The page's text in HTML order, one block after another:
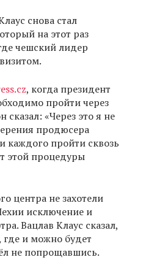
снова стал
на этот раз
чешский лидер
, когда президент
пройти через
сказал: «Через это я не
продюсера
каждого пройти сквозь
этой процедуры
центра не захотели
исключение и
Вацлав Клаус сказал,
где и можно будет
не попрощавшись.